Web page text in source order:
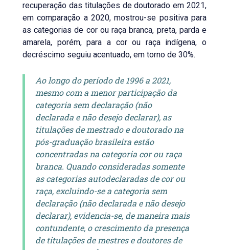
recuperação das titulações de doutorado em 2021,
em comparação a 2020, mostrou-se positiva para
as categorias de cor ou raça branca, preta, parda e
amarela, porém, para a cor ou raça indígena, o
decréscimo seguiu acentuado, em torno de 30%.
Ao longo do período de 1996 a 2021,
mesmo com a menor participação da
categoria sem declaração (não
declarada e não desejo declarar), as
titulações de mestrado e doutorado na
pós-graduação brasileira estão
concentradas na categoria cor ou raça
branca. Quando consideradas somente
as categorias autodeclaradas de cor ou
raça, excluindo-se a categoria sem
declaração (não declarada e não desejo
declarar), evidencia-se, de maneira mais
contundente, o crescimento da presença
de titulações de mestres e doutores de